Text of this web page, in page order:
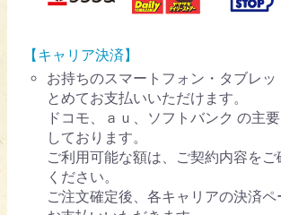
【キャリア決済】
お持ちのスマートフォン・タブレッ
とめてお支払いいただけます。
ドコモ、ａｕ、ソフトバンク の主
しております。
ご利用可能な額は、ご契約内容をご
ください。
ご注文確定後、各キャリアの決済ペ